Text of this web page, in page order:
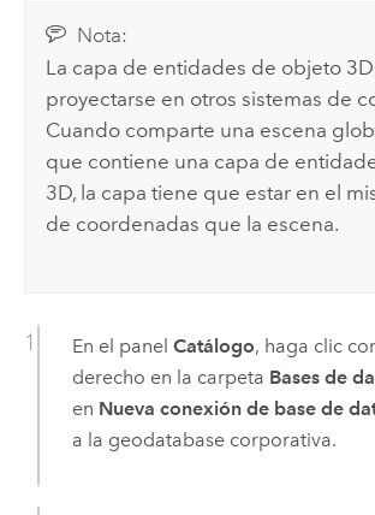
Nota:
La capa de entidades de objeto
proyectarse en otros sistemas de
Cuando comparte una escena
que contiene una capa de
3D, la capa tiene que estar en el
de coordenadas que la escena.
En el panel Catálogo, haga clic
derecho en la carpeta Bases de
en Nueva conexión de base de
a la geodatabase corporativa.